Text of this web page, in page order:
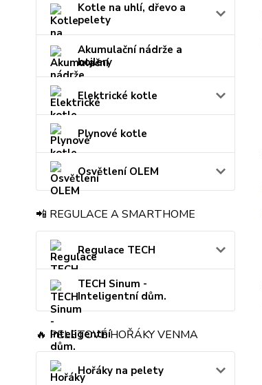
Kotle na uhlí, dřevo a
pelety
Akumulační nádrže a
bojlery
Elektrické kotle
Plynové kotle
Osvětlení OLEM
📲 REGULACE A SMARTHOME
Regulace TECH
TECH Sinum -
Inteligentní dům.
🔥 PELETOVÉ HOŘÁKY VENMA
Hořáky na pelety